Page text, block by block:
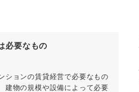
必要なもの
ションの賃貸経営で必要なもの
建物の規模や設備によって必要